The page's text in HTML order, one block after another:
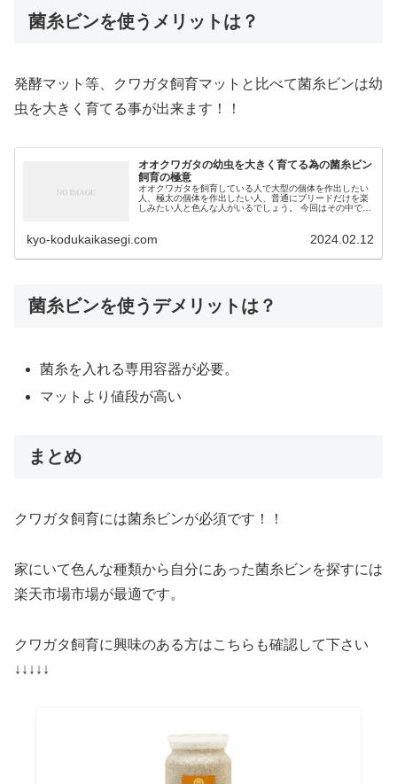
菌糸ビンを使うメリットは？
発酵マット等、クワガタ飼育マットと比べて菌糸ビンは幼
虫を大きく育てる事が出来ます！！
オオクワガタの幼虫を大きく育てる為の菌糸ビン
飼育の極意
オオクワガタを飼育している人で大型の個体を作出したい
人、極太の個体を作出したい人、普通にブリードだけを楽
しみたい人と色んな人がいるでしょう。 今回はその中で
kyo-kodukaikasegi.com 2024.02.12
菌糸ビンを使うデメリットは？
菌糸を入れる専用容器が必要。
マットより値段が高い
まとめ
クワガタ飼育には菌糸ビンが必須です！！
家にいて色んな種類から自分にあった菌糸ビンを探すには
楽天市場市場が最適です。
クワガタ飼育に興味のある方はこちらも確認して下さい
↓↓↓↓↓